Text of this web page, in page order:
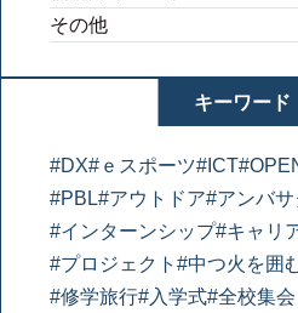
その他
キーワード
#DX#ｅスポーツ#ICT
#PBL#アウトドア#アンバサ
#インターンシップ#キャリ
#プロジェクト #中つ火を囲
#修学旅行#入学式#全校集会